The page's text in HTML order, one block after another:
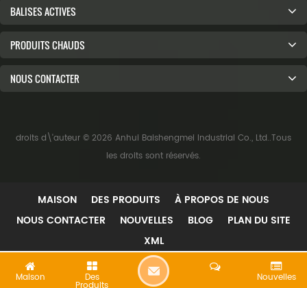
BALISES ACTIVES
PRODUITS CHAUDS
NOUS CONTACTER
droits d\'auteur © 2026 Anhui Baishengmei Industrial Co., Ltd..Tous
les droits sont réservés.
MAISON DES PRODUITS
À PROPOS DE NOUS
NOUS CONTACTER
NOUVELLES BLOG
PLAN DU SITE
XML
Maison Des Nouvelles